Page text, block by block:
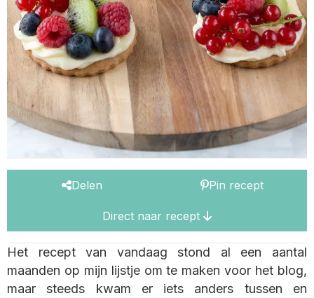
Delen Pin recept
Direct naar recept
Het recept van vandaag stond al een aantal
maanden op mijn lijstje om te maken voor het blog,
maar steeds kwam er iets anders tussen en